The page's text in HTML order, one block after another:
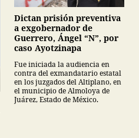
Dictan prisión preventiva
a exgobernador de
Guerrero, Ángel “N”, por
caso Ayotzinapa
Fue iniciada la audiencia en
contra del exmandatario estatal
en los juzgados del Altiplano, en
el municipio de Almoloya de
Juárez, Estado de México.